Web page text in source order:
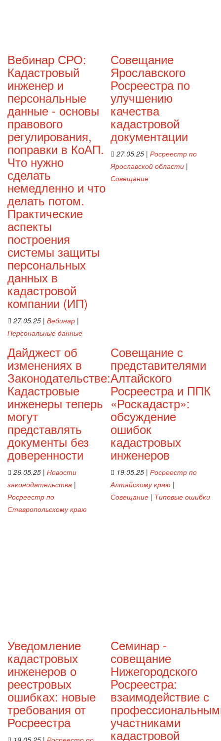
Вебинар СРО:
Кадастровый
инженер и
персональные
данные - основы
правового
регулирования,
поправки в КоАП.
Что нужно
сделать
немедленно и что
делать потом.
Практические
аспекты
построения
системы защиты
персональных
данных в
кадастровой
компании (ИП)
27.05.25 | Вебинар |
Персональные данные
Совещание
Ярославского
Росреестра по
улучшению
качества
кадастровой
документации
27.05.25| Росреестр по
Ярославской области|
Совещание
Дайджест об
изменениях в
Законодательстве:
Кадастровые
инженеры теперь
могут
представлять
документы без
доверенности
26.05.25 | Новости
законодательства |
Росреестр по
Ставропольскому краю
Совещание с
представителями
Алтайского
Росреестра и ППК
«Роскадастр»:
обсуждение
ошибок
кадастровых
инженеров
19.05.25| Росреестр по
Алтайскому краю |
Совещание| Типовые ошибки
Уведомление
кадастровых
инженеров о
реестровых
ошибках: новые
требования от
Росреестра
Семинар -
совещание
Нижегородского
Росреестра:
взаимодействие с
участниками
кадастровой